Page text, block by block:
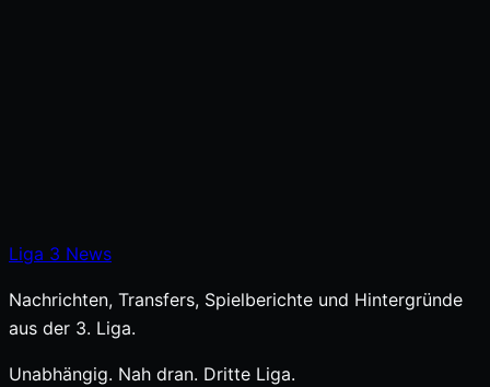
Liga 3 News
Nachrichten, Transfers, Spielberichte und Hintergründe
aus der 3. Liga.
Unabhängig. Nah dran. Dritte Liga.